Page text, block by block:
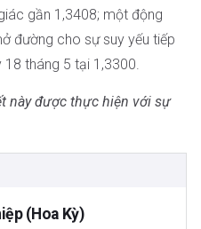
gần 1,3408; một động
đường cho sự suy yếu tiếp
tháng 5 tại 1,3300.
này được thực hiện với sự
(Hoa Kỳ)